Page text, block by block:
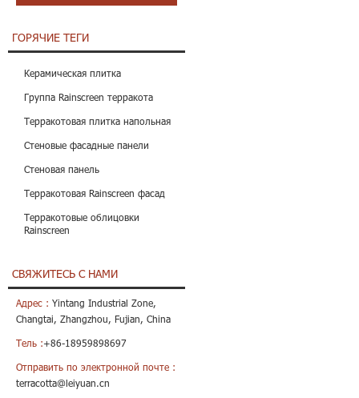
ГОРЯЧИЕ ТЕГИ
Керамическая плитка
Группа Rainscreen терракота
Терракотовая плитка напольная
Стеновые фасадные панели
Стеновая панель
Терракотовая Rainscreen фасад
Терракотовые облицовки
Rainscreen
СВЯЖИТЕСЬ С НАМИ
Адрес : Yintang Industrial Zone,
Changtai, Zhangzhou, Fujian, China
Тель :+86-18959898697
Отправить по электронной почте :
terracotta@leiyuan.cn